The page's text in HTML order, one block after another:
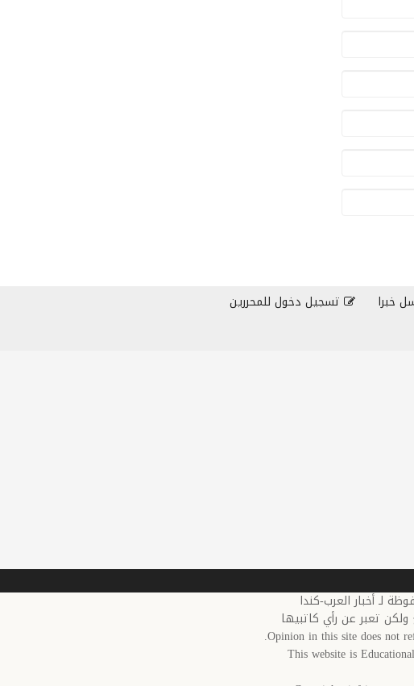
خبرا
تسجيل دخول للمحررين
ولكن تعبر عن رأي كاتبيها
Opinion in this site does not
This website is